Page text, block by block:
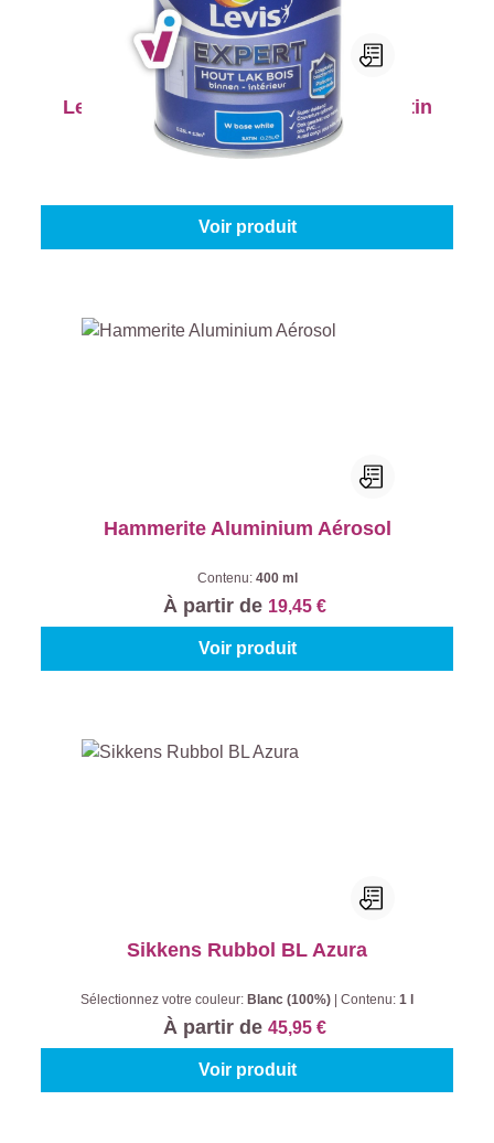
Levis Expert Laque Bois Intérieur Satin
Couleur (Levis):Mix Colours| Contenu:
Voir produit
Hammerite Aluminium Aérosol
Contenu: 400 ml
À partir de 19,45 €
Voir produit
Sikkens Rubbol BL Azura
Sélectionnez votre couleur: Blanc (100%) Contenu: 1 l
À partir de 45,95 €
Voir produit